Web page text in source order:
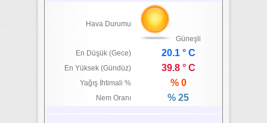
Hava Durumu
Güneşli
En Düşük (Gece)
20.1 ° C
En Yüksek (Gündüz) 39.8 ° C
Yağış İhtimali % % 0
Nem Oranı % 25